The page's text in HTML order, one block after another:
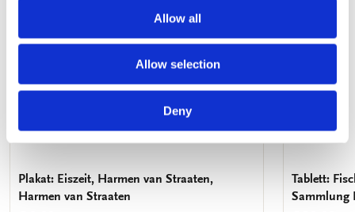
Allow all
Allow selection
Deny
Plakat: Eiszeit, Harmen van Straaten,
Harmen van Straaten
Tablett:
Sammlung